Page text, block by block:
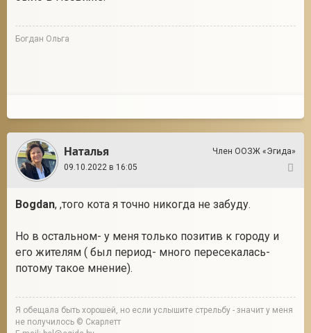
Богдан Ольга
Наталья
Член ООЗЖ «Эгида»
09.10.2022 в 16:05
Bogdan, ,того кота я точно никогда не забуду.
Но в остальном- у меня только позитив к городу и
его жителям ( был период- много пересекалась-
потому такое мнение).
Я обещала быть хорошей, но если услышите стрельбу - значит у меня
не получилось © Скарлетт